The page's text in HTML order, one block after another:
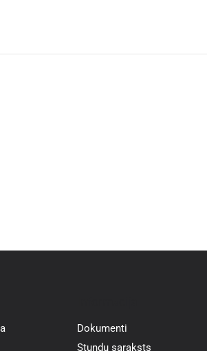
Dokumenti
Stundu saraksts